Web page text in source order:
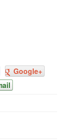
Google+